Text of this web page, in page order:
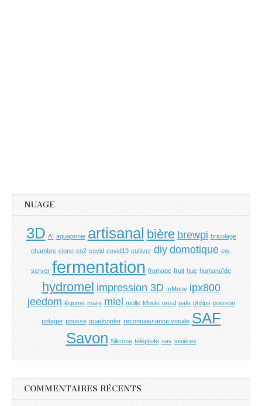
NUAGE
3D AI aquaponie artisanal bière brewpi bricolage
chambre clone co2 covid covid19 cultiver diy domotique ew-
server fermentation fromage fruit hue humanoïde
hydromel impression 3D InMoov ipx800
jeedom légume mare miel molle Moule orval pate philips poisson
potager pousse quadcopter reconnaissance vocale SAF
Savon Silicone télépilote uav visières
COMMENTAIRES RÉCENTS